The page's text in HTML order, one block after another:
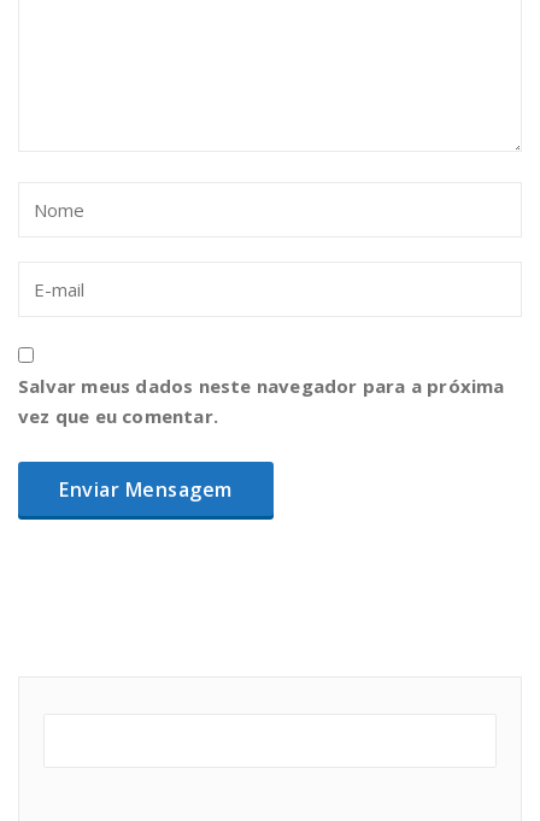
Salvar meus dados neste navegador para a próxima
vez que eu comentar.